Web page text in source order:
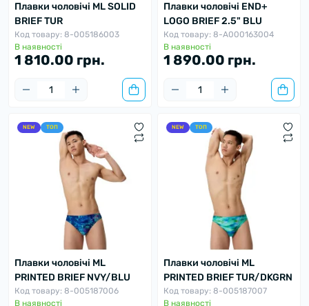
Плавки чоловічі ML SOLID
BRIEF TUR
Код товару: 8-005186003
В наявності
1 810.00 грн.
Плавки чоловічі END+
LOGO BRIEF 2.5" BLU
Код товару: 8-A000163004
В наявності
1 890.00 грн.
NEW ТОП
Плавки чоловічі ML
PRINTED BRIEF NVY/BLU
Код товару: 8-005187006
В наявності
NEW ТОП
Плавки чоловічі ML
PRINTED BRIEF TUR/DKGRN
Код товару: 8-005187007
В наявності